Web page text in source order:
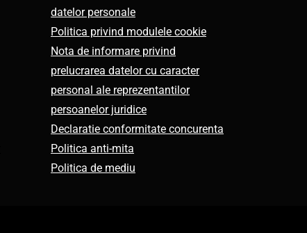
datelor personale
Politica privind modulele cookie
Nota de informare privind
prelucrarea datelor cu caracter
personal ale reprezentantilor
persoanelor juridice
Declaratie conformitate concurenta
Politica anti-mita
Politica de mediu